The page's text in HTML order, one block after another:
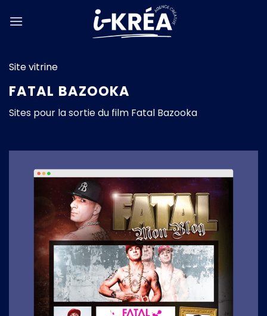
au
Site vitrine
FATAL BAZOOKA
Sites pour la sortie du film Fatal Bazooka